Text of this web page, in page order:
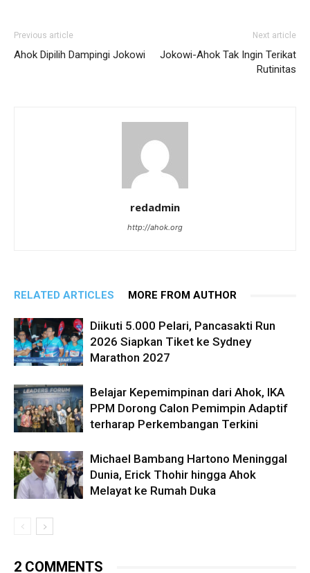
Previous article
Ahok Dipilih Dampingi Jokowi
Next article
Jokowi-Ahok Tak Ingin Terikat
Rutinitas
redadmin
http://ahok.org
RELATED ARTICLES MORE FROM AUTHOR
Diikuti 5.000 Pelari, Pancasakti Run
2026 Siapkan Tiket ke Sydney
Marathon 2027
Belajar Kepemimpinan dari Ahok, IKA
PPM Dorong Calon Pemimpin Adaptif
terharap Perkembangan Terkini
Michael Bambang Hartono Meninggal
Dunia, Erick Thohir hingga Ahok
Melayat ke Rumah Duka
2 COMMENTS